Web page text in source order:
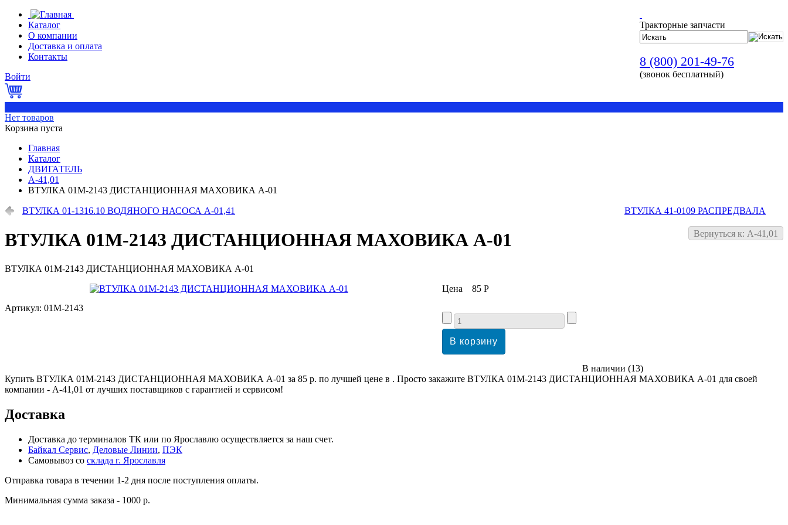
Тракторные запчасти
8 (800) 201-49-76
(звонок бесплатный)
Каталог
О компании
Доставка и оплата
Контакты
Войти
Нет товаров
Корзина пуста
Главная
Каталог
ДВИГАТЕЛЬ
А-41,01
ВТУЛКА 01М-2143 ДИСТАНЦИОННАЯ МАХОВИКА А-01
ВТУЛКА 01-1316.10 ВОДЯНОГО НАСОСА А-01,41 ВТУЛКА 41-0109 РАСПРЕДВАЛА
Вернуться к: А-41,01
ВТУЛКА 01М-2143 ДИСТАНЦИОННАЯ МАХОВИКА А-01
ВТУЛКА 01М-2143 ДИСТАНЦИОННАЯ МАХОВИКА А-01
Цена
85 Р
В наличии (13)
Артикул: 01М-2143
Купить ВТУЛКА 01М-2143 ДИСТАНЦИОННАЯ МАХОВИКА А-01 за 85 р. по лучшей цене в . Просто закажите ВТУЛКА 01М-2143 ДИСТАНЦИОННАЯ МАХОВИКА А-01 для своей
компании - А-41,01 от лучших поставщиков с гарантией и сервисом!
Доставка
Доставка до терминалов ТК или по Ярославлю осуществляется за наш счет.
Байкал Сервис, Деловые Линии, ПЭК
Самовывоз со склада г. Ярославля
Отправка товара в течении 1-2 дня после поступления оплаты.
Минимальная сумма заказа - 1000 р.